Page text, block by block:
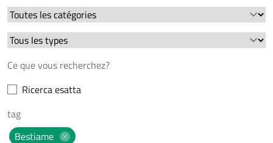
Ricerca esatta
Bestiame